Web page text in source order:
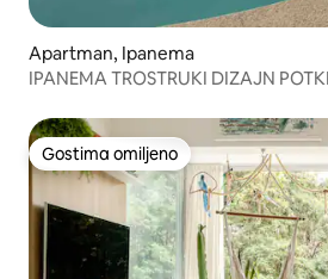
Apartman, Ipanema
IPANEMA TROSTRUKI DIZAJN
Gostima omiljeno
Gostima omiljeno